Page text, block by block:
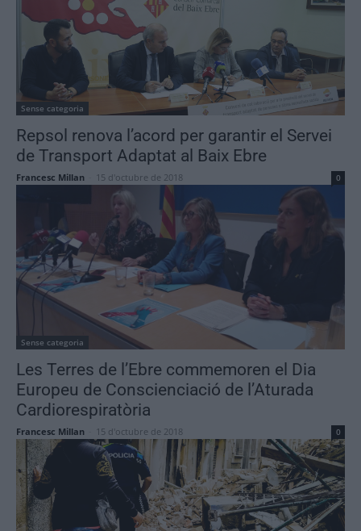
Sense categoria
Repsol renova l’acord per garantir el Servei
de Transport Adaptat al Baix Ebre
Francesc Millan 15 d'octubre de 2018 0
Sense categoria
Les Terres de l’Ebre commemoren el Dia
Europeu de Conscienciació de l’Aturada
Cardiorespiratòria
Francesc Millan 15 d'octubre de 2018 0